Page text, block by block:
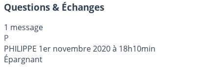
Questions & Échanges
1 message
P
PHILIPPE 1er novembre 2020 à 18h10min
Épargnant